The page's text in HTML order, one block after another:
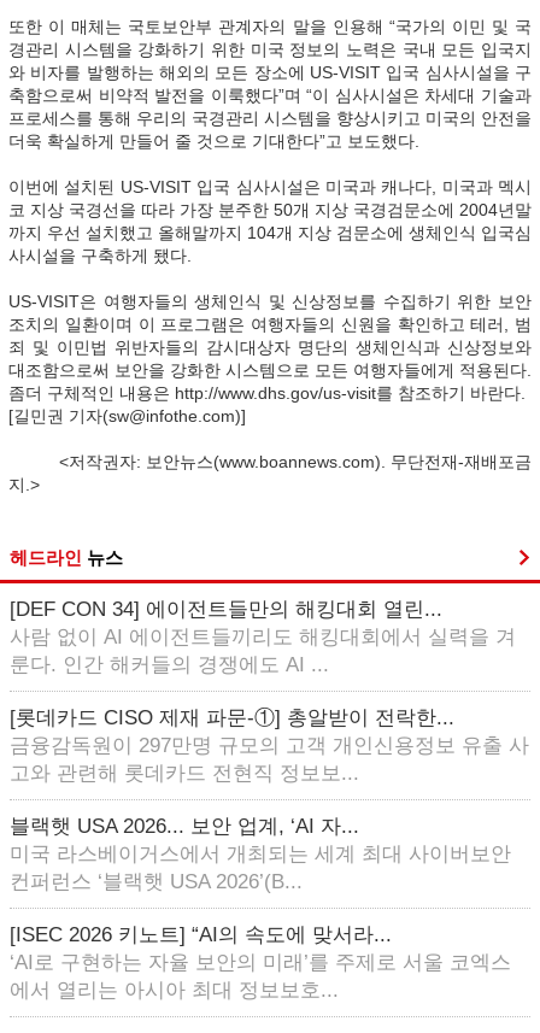
또한 이 매체는 국토보안부 관계자의 말을 인용해 “국가의 이민 및 국
경관리 시스템을 강화하기 위한 미국 정보의 노력은 국내 모든 입국지
와 비자를 발행하는 해외의 모든 장소에 US-VISIT 입국 심사시설을 구
축함으로써 비약적 발전을 이룩했다”며 “이 심사시설은 차세대 기술과
프로세스를 통해 우리의 국경관리 시스템을 향상시키고 미국의 안전을
더욱 확실하게 만들어 줄 것으로 기대한다”고 보도했다.
이번에 설치된 US-VISIT 입국 심사시설은 미국과 캐나다, 미국과 멕시
코 지상 국경선을 따라 가장 분주한 50개 지상 국경검문소에 2004년말
까지 우선 설치했고 올해말까지 104개 지상 검문소에 생체인식 입국심
사시설을 구축하게 됐다.
US-VISIT은 여행자들의 생체인식 및 신상정보를 수집하기 위한 보안
조치의 일환이며 이 프로그램은 여행자들의 신원을 확인하고 테러, 범
죄 및 이민법 위반자들의 감시대상자 명단의 생체인식과 신상정보와
대조함으로써 보안을 강화한 시스템으로 모든 여행자들에게 적용된다.
좀더 구체적인 내용은 http://www.dhs.gov/us-visit를 참조하기 바란다.
[길민권 기자(sw@infothe.com)]
<저작권자: 보안뉴스(www.boannews.com). 무단전재-재배포금
지.>
헤드라인 뉴스
[DEF CON 34] 에이전트들만의 해킹대회 열린...
사람 없이 AI 에이전트들끼리도 해킹대회에서 실력을 겨
룬다. 인간 해커들의 경쟁에도 AI ...
[롯데카드 CISO 제재 파문-①] 총알받이 전락한...
금융감독원이 297만명 규모의 고객 개인신용정보 유출 사
고와 관련해 롯데카드 전현직 정보보...
블랙햇 USA 2026... 보안 업계, ‘AI 자...
미국 라스베이거스에서 개최되는 세계 최대 사이버보안
컨퍼런스 ‘블랙햇 USA 2026’(B...
[ISEC 2026 키노트] “AI의 속도에 맞서라...
‘AI로 구현하는 자율 보안의 미래’를 주제로 서울 코엑스
에서 열리는 아시아 최대 정보보호...